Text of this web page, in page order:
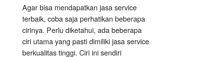
Agar bisa mendapatkan jasa service
terbaik, coba saja perhatikan beberapa
cirinya. Perlu diketahui, ada beberapa
ciri utama yang pasti dimiliki jasa service
berkualitas tinggi. Ciri ini sendiri